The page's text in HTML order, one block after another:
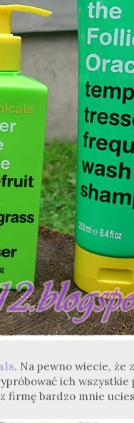
. Na pewno wiecie, że
ich
firmę bardzo mnie